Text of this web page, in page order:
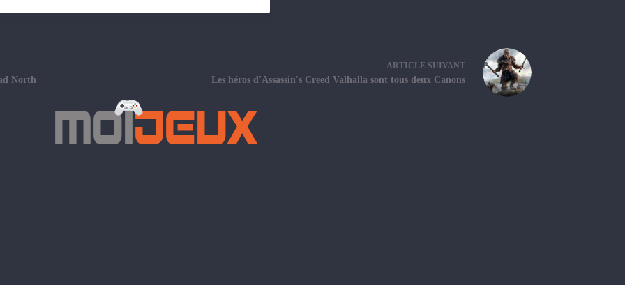
North
ARTICLE SUIVANT
Les héros d'Assassin's Creed Valhalla sont tous deux Canons